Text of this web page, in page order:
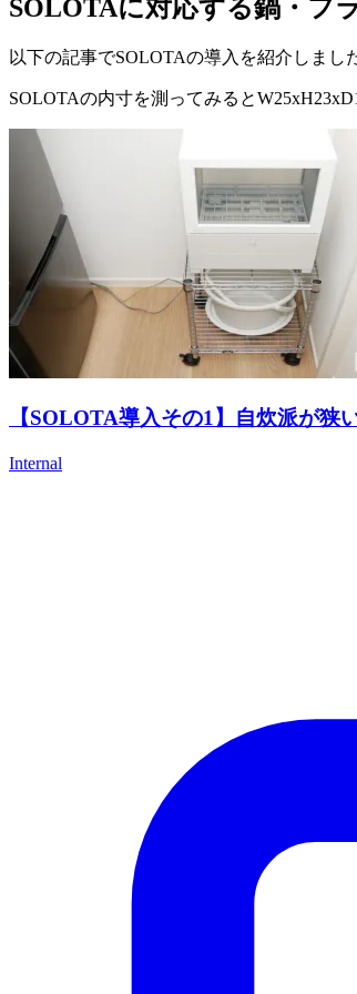
SOLOTAに対応する鍋・フ
以下の記事でSOLOTAの導入を紹介しまし
SOLOTAの内寸を測ってみると
【SOLOTA導入その1】自炊派が
Internal